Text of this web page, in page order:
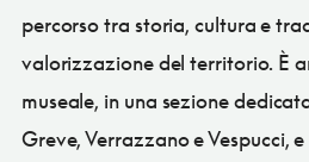
percorso tra storia, cultura e
valorizzazione del territorio. È
museale, in una sezione
Greve, Verrazzano e Vespucci,